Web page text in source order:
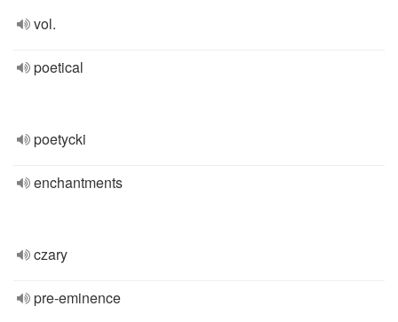
vol.
poetical
poetycki
enchantments
czary
pre-eminence